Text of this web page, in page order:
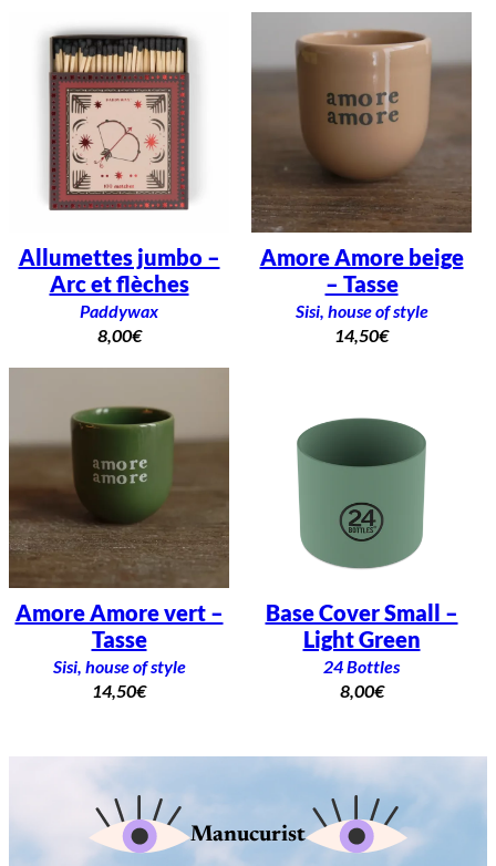
Allumettes jumbo –
Arc et flèches
Paddywax
8,00€
Amore Amore beige
– Tasse
Sisi, house of style
14,50€
Amore Amore vert –
Tasse
Sisi, house of style
14,50€
Base Cover Small –
Light Green
24 Bottles
8,00€
Manucurist